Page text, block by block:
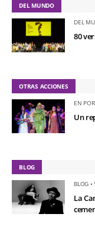
DEL MUNDO
DEL
80
OTRAS ACCIONES
EN
Un
BLOG
BLOG •
La